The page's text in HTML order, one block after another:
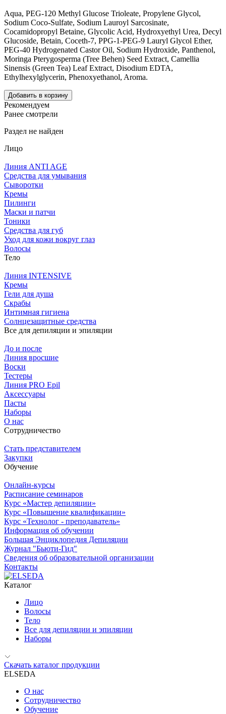
Aqua, PEG-120 Methyl Glucose Trioleate, Propylene Glycol,
Sodium Coco-Sulfate, Sodium Lauroyl Sarcosinate,
Cocamidopropyl Betaine, Glycolic Acid, Hydroxyethyl Urea, Decyl
Glucoside, Betain, Coceth-7, PPG-1-PEG-9 Lauryl Glycol Ether,
PEG-40 Hydrogenated Castor Oil, Sodium Hydroxide, Panthenol,
Moringa Pterygosperma (Tree Behen) Seed Extract, Camellia
Sinensis (Green Tea) Leaf Extract, Disodium EDTA,
Ethylhexylglycerin, Phenoxyethanol, Aroma.
Добавить в корзину
Рекомендуем
Ранее смотрели
Раздел не найден
Лицо
Линия ANTI AGE
Средства для умывания
Сыворотки
Кремы
Пилинги
Маски и патчи
Тоники
Средства для губ
Уход для кожи вокруг глаз
Волосы
Тело
Линия INTENSIVE
Кремы
Гели для душа
Скрабы
Интимная гигиена
Солнцезащитные средства
Все для депиляции и эпиляции
До и после
Линия вросшие
Воски
Тестеры
Линия PRO Epil
Аксессуары
Пасты
Наборы
О нас
Сотрудничество
Стать представителем
Закупки
Обучение
Онлайн-курсы
Расписание семинаров
Курс «Мастер депиляции»
Курс «Повышение квалификации»
Курс «Технолог - преподаватель»
Информация об обучении
Большая Энциклопедия Депиляции
Журнал "Бьюти-Гид"
Сведения об образовательной организации
Контакты
Каталог
Лицо
Волосы
Тело
Все для депиляции и эпиляции
Наборы
Скачать каталог продукции
ELSEDA
О нас
Сотрудничество
Обучение